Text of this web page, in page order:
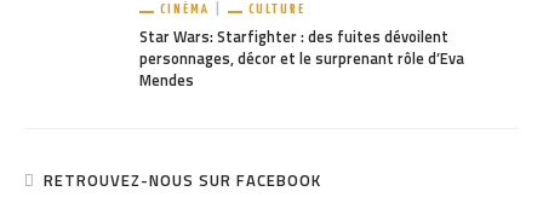
CINÉMA CULTURE
Star Wars: Starfighter : des fuites dévoilent
personnages, décor et le surprenant rôle d’Eva
Mendes
RETROUVEZ-NOUS SUR FACEBOOK